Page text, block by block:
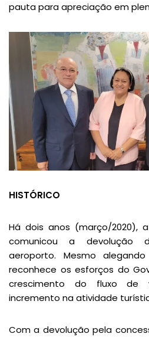
pauta para apreciação em
HISTÓRICO
Há dois anos (março/2020),
comunicou a devolução
aeroporto. Mesmo
reconhece os esforços do
crescimento do fluxo de
incremento na atividade
Com a devolução pela